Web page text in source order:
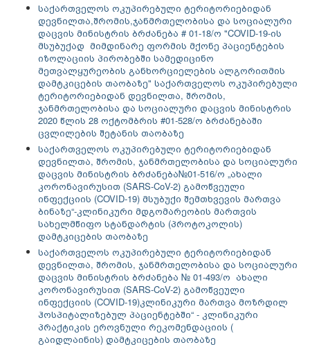
საქართველოს ოკუპირებული ტერიტორიებიდან
დევნილთა,შრომის,ჯანმრთელობისა და სოციალური
დაცვის მინისტრის ბრძანება # 01-18/ო "COVID-19-ის
მსუბუქად მიმდინარე ფორმის მქონე პაციენტების
იზოლაციის პირობებში სამედიცინო
მეთვალყურეობის განხორციელების ალგორითმის
დამტკიცების თაობაზე" საქართველოს ოკუპირებული
ტერიტორიებიდან დევნილთა, შრომის,
ჯანმრთელობისა და სოციალური დაცვის მინისტრის
2020 წლის 28 ოქტომბრის #01-528/ო ბრძანებაში
ცვლილების შეტანის თაობაზე
საქართველოს ოკუპირებული ტერიტორიებიდან
დევნილთა, შრომის, ჯანმრთელობისა და სოციალური
დაცვის მინისტრის ბრძანება№01-516/ო „ახალი
კორონავირუსით (SARS-CoV-2) გამოწვეული
ინფექციის (COVID-19) მსუბუქი შემთხვევის მართვა
ბინაზე“-კლინიკური მდგომარეობის მართვის
სახელმწიფო სტანდარტის (პროტოკოლის)
დამტკიცების თაობაზე
საქართველოს ოკუპირებული ტერიტორიებიდან
დევნილთა, შრომის, ჯანმრთელობისა და სოციალური
დაცვის მინისტრის ბრძანება № 01-493/ო ახალი
კორონავირუსით (SARS-CoV-2) გამოწვეული
ინფექციის (COVID-19)კლინიკური მართვა მოზრდილ
ჰოსპიტალიზებულ პაციენტებში“ - კლინიკური
პრაქტიკის ეროვნული რეკომენდაციის (
გაიდლაინის) დამტკიცების თაობაზე